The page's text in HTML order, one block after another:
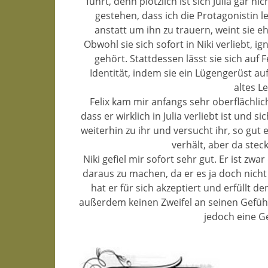
gestehen, dass ich die Protagonistin
anstatt um ihn zu trauern, weint sie
Obwohl sie sich sofort in Niki verliebt,
gehört. Stattdessen lässt sie sich auf
Identität, indem sie ein Lügengerüst
altes
Felix kam mir anfangs sehr
dass er wirklich in Julia verliebt ist und
weiterhin zu ihr und versucht ihr, so gut
verhält, aber da
Niki gefiel mir sofort sehr gut. Er ist
daraus zu machen, da er es ja doch
hat er für sich akzeptiert und erfüllt
außerdem keinen Zweifel an seinen
jedoch eine